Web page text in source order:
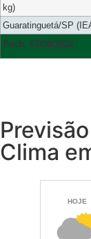
kg)
Guaratinguetá/SP
Fech. 07/08/2026
Clima